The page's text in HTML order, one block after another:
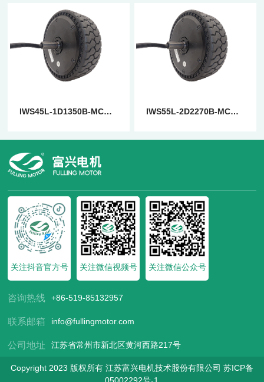
IWS45L-1D1350B-MCAFC IWS55L-2D2270B-MCAFC
关注抖音官方号 关注微信视频号 关注微信公众号
咨询热线 +86-519-85132957
联系邮箱 info@fullingmotor.com
公司地址 江苏省常州市新北区黄河西路217号
Copyright 2023 版权所有 江苏富兴电机技术股份有限公司 苏ICP备
05002292号-1